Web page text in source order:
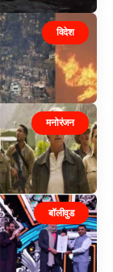
विदेश
मनोरंजन
बॉलीवुड